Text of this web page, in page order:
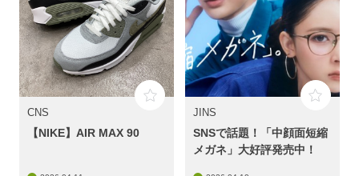
CNS
【NIKE】AIR MAX 90
JINS
SNSで話題！「中顔面短縮
メガネ」大好評発売中！